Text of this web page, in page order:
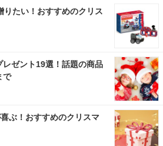
りたい！おすすめのクリス
ゼント19選！話題の商品
で
ぶ！おすすめのクリスマ